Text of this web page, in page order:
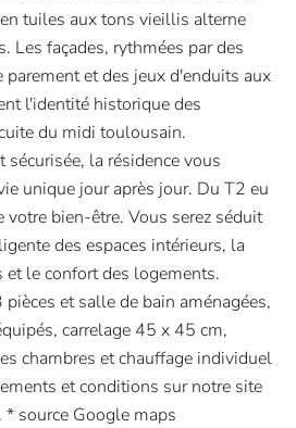
tuiles aux tons vieillis alterne
Les façades, rythmées par des
et des jeux d'enduits aux
l'identité historique des
du midi toulousain.
sécurisée, la résidence vous
unique jour après jour. Du T2 eu
votre bien-être. Vous serez séduit
des espaces intérieurs, la
le confort des logements.
et salle de bain aménagées,
carrelage 45 x 45 cm,
chambres et chauffage individuel
et conditions sur notre site
source Google maps